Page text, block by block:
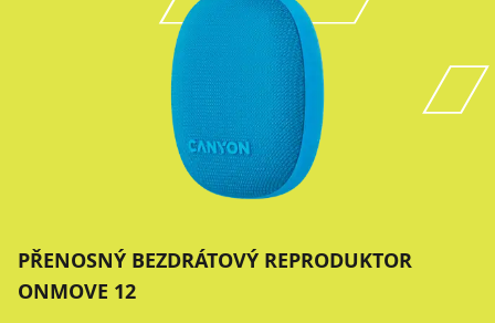
PŘENOSNÝ BEZDRÁTOVÝ REPRODUKTOR
ONMOVE 12